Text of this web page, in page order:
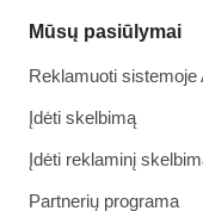
Mūsų pasiūlymai
Reklamuoti sistemoje
Įdėti skelbimą
Įdėti reklaminį
Partnerių programa